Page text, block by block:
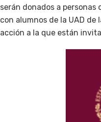
serán donados a
con alumnos de la UAD de
acción a la que están